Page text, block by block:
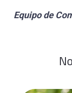
Equipo de